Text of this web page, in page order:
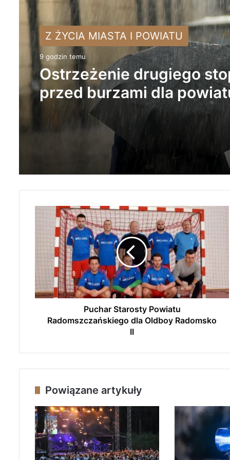
Z ŻYCIA MIASTA I POWIATU
9 godzin temu
Ostrzeżenie drugiego
przed burzami dla
radomszczańskiego
NA SYGNALE
1 dzień temu
Tragiczny wypadek w
Kobielach Wielkich. Nie
22-letni motocyklista
a
y
i
a
t
u
R
a
Puchar Starosty Powiatu
Radomszczańskiego dla Oldboy Radomsko
II
Powiązane artykuły